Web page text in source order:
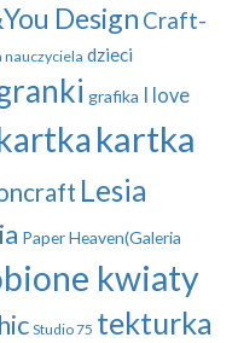
Design Craft-
nauczyciela dzieci
grafika I love
kartka
Lesia
Paper Heaven(Galeria
kwiaty
Studio 75 tekturka